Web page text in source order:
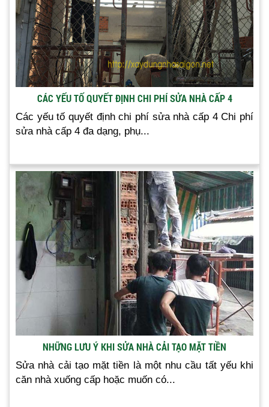
CÁC YẾU TỐ QUYẾT ĐỊNH CHI PHÍ SỬA NHÀ CẤP 4
Các yếu tố quyết định chi phí sửa nhà cấp 4 Chi phí
sửa nhà cấp 4 đa dạng, phụ...
NHỮNG LƯU Ý KHI SỬA NHÀ CẢI TẠO MẶT TIỀN
Sửa nhà cải tạo mặt tiền là một nhu cầu tất yếu khi
căn nhà xuống cấp hoặc muốn có...